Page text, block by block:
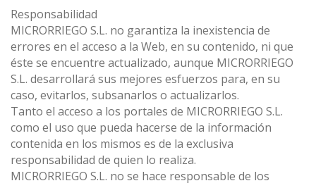
Responsabilidad
MICRORRIEGO S.L. no garantiza la inexistencia de
errores en el acceso a la Web, en su contenido, ni que
éste se encuentre actualizado, aunque MICRORRIEGO
S.L. desarrollará sus mejores esfuerzos para, en su
caso, evitarlos, subsanarlos o actualizarlos.
Tanto el acceso a los portales de MICRORRIEGO S.L.
como el uso que pueda hacerse de la información
contenida en los mismos es de la exclusiva
responsabilidad de quien lo realiza.
MICRORRIEGO S.L. no se hace responsable de los